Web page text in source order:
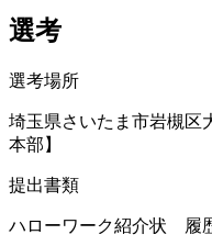
選考
選考場所
埼玉県さいたま市岩槻
本部】
提出書類
ハローワーク紹介状 履